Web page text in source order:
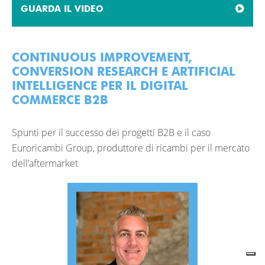
GUARDA IL VIDEO
CONTINUOUS IMPROVEMENT,
CONVERSION RESEARCH E ARTIFICIAL
INTELLIGENCE PER IL DIGITAL
COMMERCE B2B
Spunti per il successo dei progetti B2B e il caso
Euroricambi Group, produttore di ricambi per il mercato
dell’aftermarket